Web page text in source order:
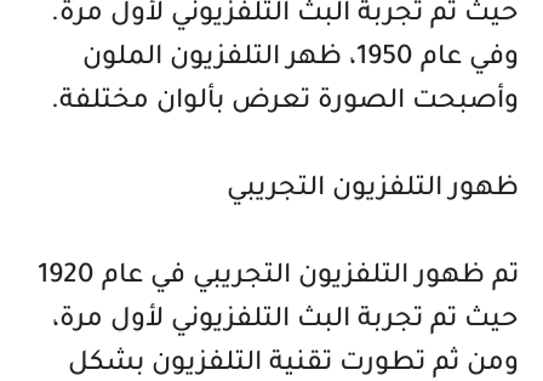
حيث تم تجربة البث التلفزيوني لأول مرة.
وفي عام 1950، ظهر التلفزيون الملون
وأصبحت الصورة تعرض بألوان مختلفة.
ظهور التلفزيون التجريبي
تم ظهور التلفزيون التجريبي في عام 1920
حيث تم تجربة البث التلفزيوني لأول مرة،
ومن ثم تطورت تقنية التلفزيون بشكل